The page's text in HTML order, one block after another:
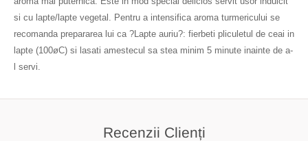
si cu lapte/lapte vegetal. Pentru a intensifica aroma turmericului se
recomanda prepararea lui ca ?Lapte auriu?: fierbeti pliculetul de ceai in
lapte (100øC) si lasati amestecul sa stea minim 5 minute inainte de a-
l servi.
Recenzii Clienți